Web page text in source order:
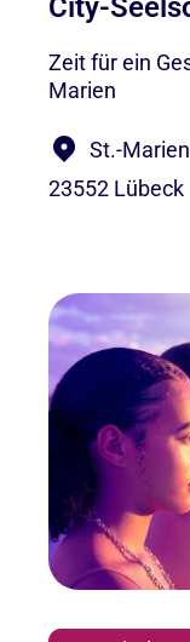
City-
Zeit für ein
Marien
St.-
23552 Lübeck